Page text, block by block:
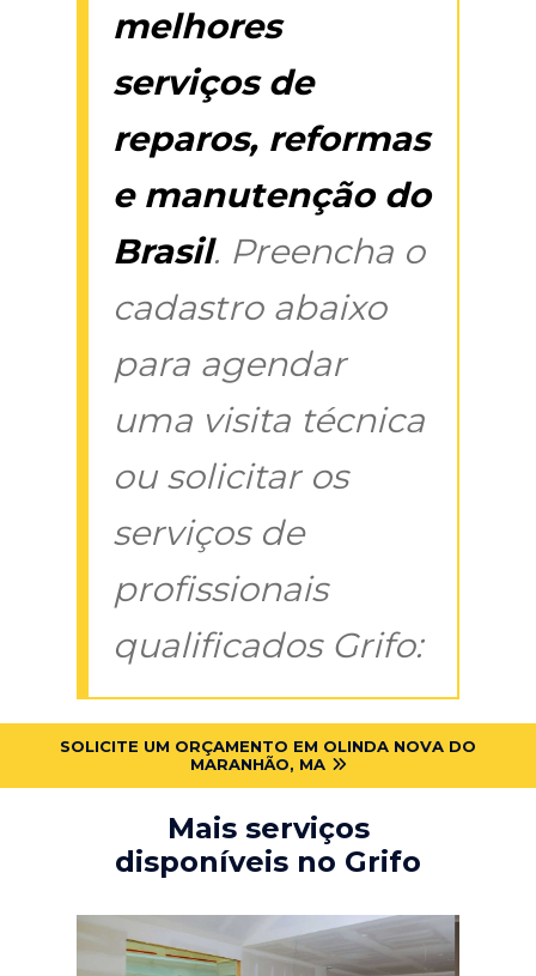
melhores
serviços de
reparos, reformas
e manutenção do
Brasil. Preencha o
cadastro abaixo
para agendar
uma visita técnica
ou solicitar os
serviços de
profissionais
qualificados Grifo:
SOLICITE UM ORÇAMENTO EM OLINDA NOVA DO
MARANHÃO, MA
Mais serviços
disponíveis no Grifo